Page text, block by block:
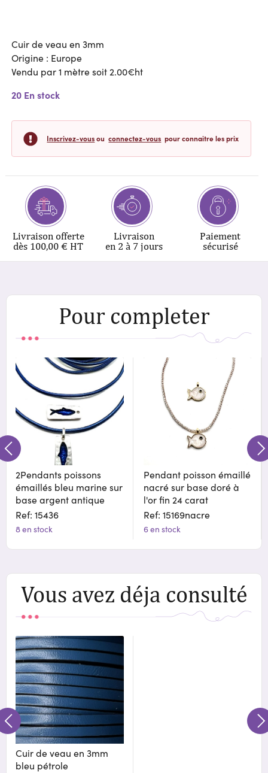
Cuir de veau en 3mm
Origine : Europe
Vendu par 1 mètre soit 2.00€ht
20 En stock
Inscrivez-vousouconnectez-vous pour connaitre les prix
Livraison offerte
dès 100,00 € HT
Livraison
en 2 à 7 jours
Paiement
sécurisé
Pour completer
2Pendants poissons
émaillés bleu marine sur
base argent antique
Ref: 15436
8 en stock
Pendant poisson émaillé
nacré sur base doré à
l'or fin 24 carat
Ref: 15169nacre
6 en stock
Vous avez déja consulté
Cuir de veau en 3mm
bleu pétrole